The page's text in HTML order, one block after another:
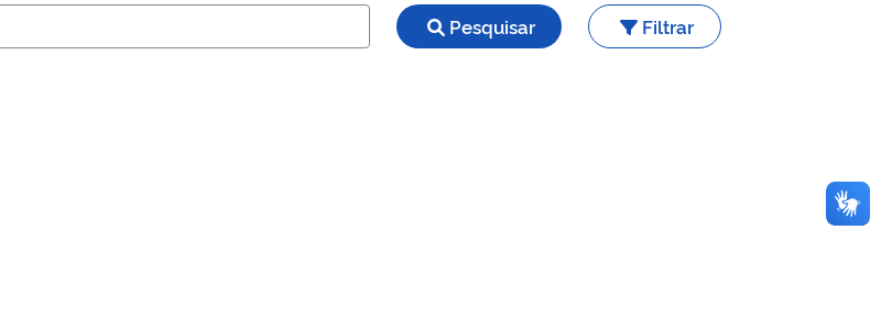
Pesquisar Filtrar